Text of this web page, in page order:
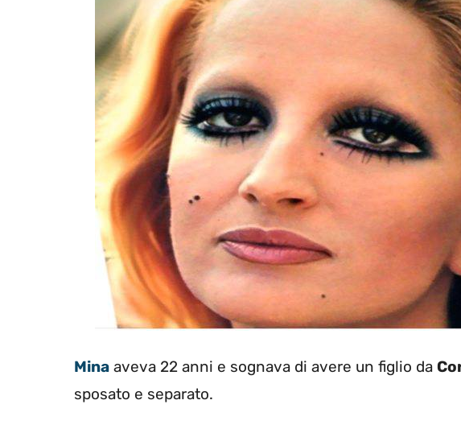
Mina aveva 22 anni e sognava di avere un figlio da
sposato e separato.